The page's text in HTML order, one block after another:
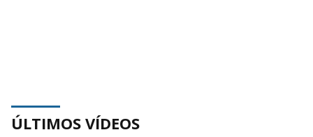
ÚLTIMOS VÍDEOS